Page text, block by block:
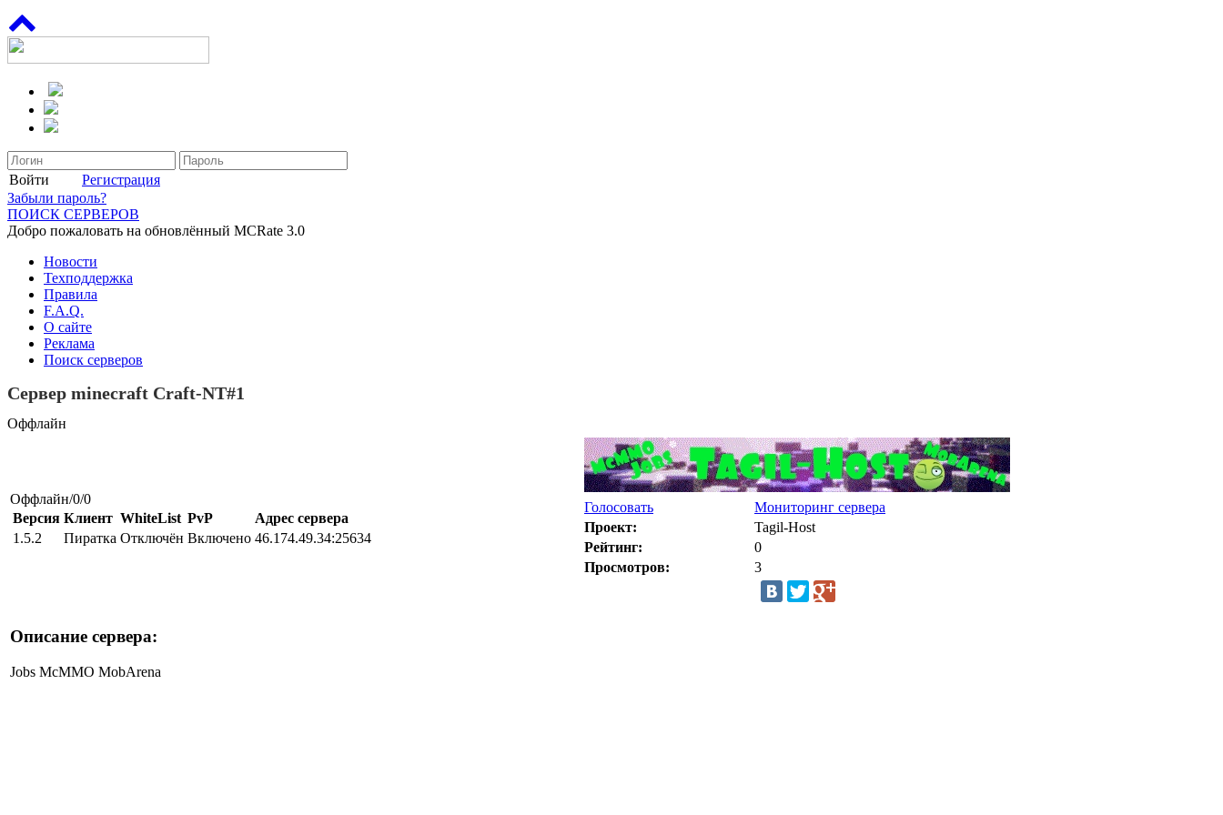
Войти
Регистрация
Забыли пароль?
ПОИСК СЕРВЕРОВ
Добро пожаловать на обновлённый MCRate 3.0
Новости
Техподдержка
Правила
F.A.Q.
О сайте
Реклама
Поиск серверов
Сервер minecraft Craft-NT#1
Оффлайн
Оффлайн/0/0
Версия Клиент WhiteList PvP
Адрес сервера
1.5.2
Пиратка Отключён Включено 46.174.49.34:25634
Голосовать
Мониторинг сервера
Проект:
Tagil-Host
Рейтинг:
0
Просмотров:
3
Описание сервера:
Jobs McMMO MobArena